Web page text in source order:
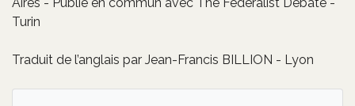
Turin
Traduit de l’anglais par Jean-Francis BILLION - Lyon